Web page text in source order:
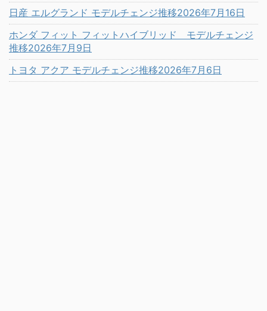
日産 エルグランド モデルチェンジ推移2026年7月16日
ホンダ フィット フィットハイブリッド モデルチェンジ
推移2026年7月9日
トヨタ アクア モデルチェンジ推移2026年7月6日